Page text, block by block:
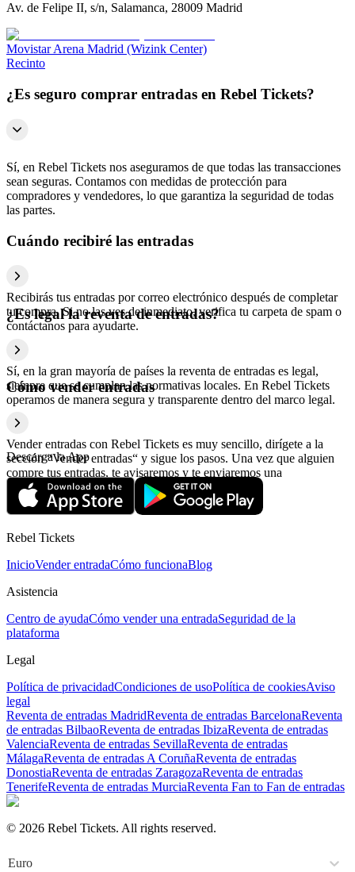
Av. de Felipe II, s/n, Salamanca, 28009 Madrid
Movistar Arena Madrid (Wizink Center)
Recinto
¿Es seguro comprar entradas en Rebel Tickets?
Sí, en Rebel Tickets nos aseguramos de que todas las transacciones
sean seguras. Contamos con medidas de protección para
compradores y vendedores, lo que garantiza la seguridad de todas
las partes.
Cuándo recibiré las entradas
Recibirás tus entradas por correo electrónico después de completar
tu compra. Si no las ves de inmediato, verifica tu carpeta de spam o
contáctanos para ayudarte.
¿Es legal la reventa de entradas?
Sí, en la gran mayoría de países la reventa de entradas es legal,
siempre que se cumplan las normativas locales. En Rebel Tickets
operamos de manera segura y transparente dentro del marco legal.
Cómo vender entradas
Vender entradas con Rebel Tickets es muy sencillo, dirígete a la
sección “Vender entradas“ y sigue los pasos. Una vez que alguien
compre tus entradas, te avisaremos y te enviaremos una
confirmación con la información relativa al pago.
Descarga la App
Rebel Tickets
InicioVender entradaCómo funcionaBlog
Asistencia
Centro de ayudaCómo vender una entradaSeguridad de la
plataforma
Legal
Política de privacidadCondiciones de usoPolítica de cookiesAviso
legal
Reventa de entradas MadridReventa de entradas BarcelonaReventa
de entradas BilbaoReventa de entradas IbizaReventa de entradas
ValenciaReventa de entradas SevillaReventa de entradas
MálagaReventa de entradas A CoruñaReventa de entradas
DonostiaReventa de entradas ZaragozaReventa de entradas
TenerifeReventa de entradas MurciaReventa Fan to Fan de entradas
© 2026 Rebel Tickets. All rights reserved.
Euro